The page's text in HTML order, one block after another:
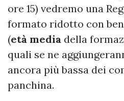
ore 15) vedremo una
formato ridotto con ben
(età media della
quali se ne
ancora più bassa dei
panchina.